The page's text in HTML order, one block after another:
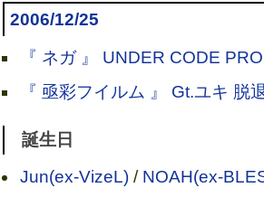
2006/12/25
『 ネガ 』 UNDER CODE
『 亟彩フイルム 』 Gt.ユキ 脱
誕生日
Jun(ex-VizeL)/ NOAH(ex-